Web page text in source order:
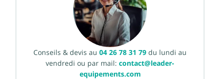
Conseils & devis au 04 26 78 31 79 du lundi au
vendredi ou par mail: contact@leader-
equipements.com